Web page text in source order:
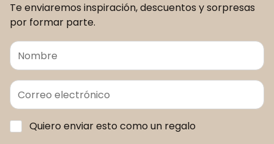
Te enviaremos inspiración, descuentos y sorpresas
por formar parte.
Quiero enviar esto como un regalo